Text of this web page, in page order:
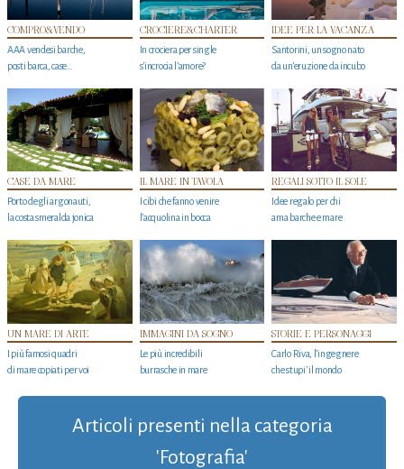
COMPRO&VENDO
AAA vendesi barche,
posti barca, case…
CROCIERE&CHARTER
In crociera per single
s'incrocia l’amore?
IDEE PER LA VACANZA
Santorini, un sogno nato
da un’eruzione da incubo
CASE DA MARE
Porto degli argonauti,
la costa smeralda jonica
IL MARE IN TAVOLA
I cibi che fanno venire
l’acquolina in bocca
REGALI SOTTO IL SOLE
Idee regalo per chi
ama barche e mare
UN MARE DI ARTE
I più famosi quadri
di mare copiati per voi
IMMAGINI DA SOGNO
Le più incredibili
burrasche in mare
STORIE E PERSONAGGI
Carlo Riva, l’ingegnere
che stupi' il mondo
Articoli presenti nella categoria
'Fotografia'